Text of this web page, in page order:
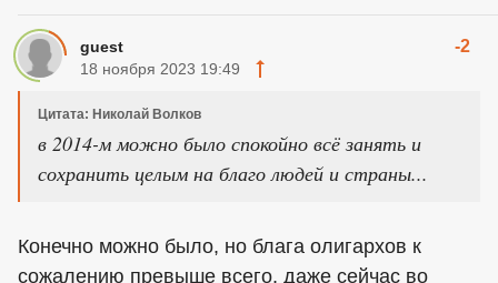
guest -2
18 ноября 2023 19:49
Цитата: Николай Волков
в 2014-м можно было спокойно всё занять и
сохранить целым на благо людей и страны...
Конечно можно было, но блага олигархов к
сожалению превыше всего, даже сейчас во